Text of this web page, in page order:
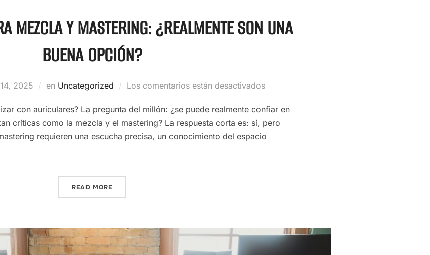
MEZCLA Y MASTERING: ¿REALMENTE SON UNA
BUENA OPCIÓN?
2025 en Uncategorized Los comentarios están desactivados
con auriculares? La pregunta del millón: ¿se puede realmente confiar en
críticas como la mezcla y el mastering? La respuesta corta es: sí, pero
requieren una escucha precisa, un conocimiento del espacio
READ MORE